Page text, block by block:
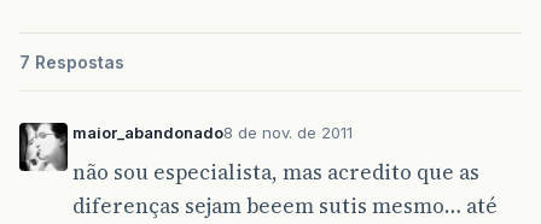
7 Respostas
maior_abandonado8 de nov. de 2011
não sou especialista, mas acredito que as
diferenças sejam beeem sutis mesmo… até